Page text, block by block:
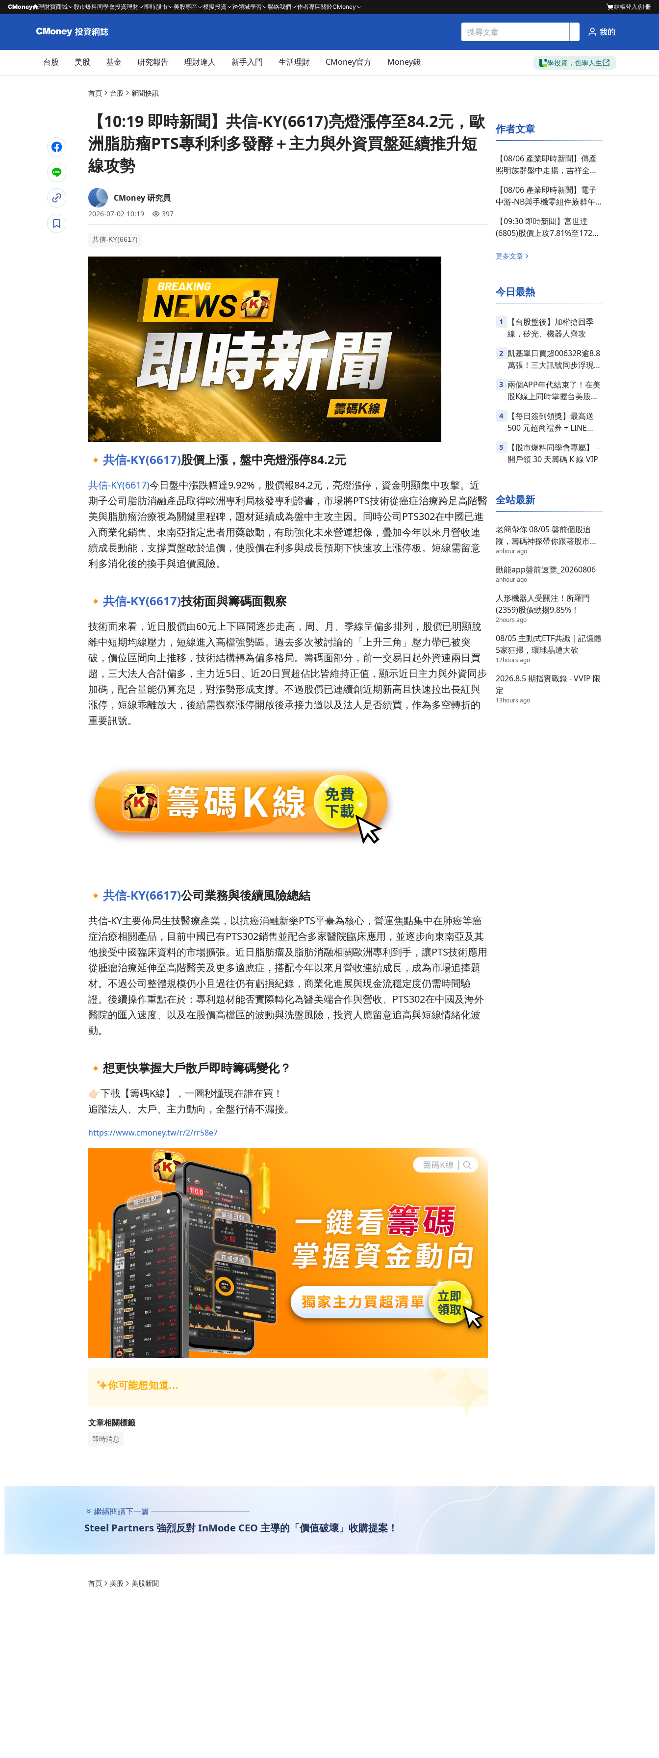
CMoney 理財寶商城 股市爆料同學會投資理財 即時股市 美股專區 模擬投資 跨領域學習 聯絡我們 作者專區關於CMoney 結帳登入/註冊
台股 美股 基金 研究報告 理財達人 新手入門 生活理財 CMoney官方 Money錢 學投資，也學人生
首頁 台股 新聞快訊
【10:19 即時新聞】共信-KY(6617)亮燈漲停至84.2元，歐
洲脂肪瘤PTS專利利多發酵＋主力與外資買盤延續推升短
線攻勢
CMoney 研究員
2026-07-02 10:19 397
共信-KY(6617)
🔸 共信-KY(6617)股價上漲，盤中亮燈漲停84.2元
共信-KY(6617)今日盤中漲跌幅達9.92%，股價報84.2元，亮燈漲停，資金明顯集中攻擊。近
期子公司脂肪消融產品取得歐洲專利局核發專利證書，市場將PTS技術從癌症治療跨足高階醫
美與脂肪瘤治療視為關鍵里程碑，題材延續成為盤中主攻主因。同時公司PTS302在中國已進
入商業化銷售、東南亞指定患者用藥啟動，有助強化未來營運想像，疊加今年以來月營收連
續成長動能，支撐買盤敢於追價，使股價在利多與成長預期下快速攻上漲停板。短線需留意
利多消化後的換手與追價風險。
🔸 共信-KY(6617)技術面與籌碼面觀察
技術面來看，近日股價由60元上下區間逐步走高，周、月、季線呈偏多排列，股價已明顯脫
離中短期均線壓力，短線進入高檔強勢區。過去多次被討論的「上升三角」壓力帶已被突
破，價位區間向上推移，技術結構轉為偏多格局。籌碼面部分，前一交易日起外資連兩日買
超，三大法人合計偏多，主力近5日、近20日買超佔比皆維持正值，顯示近日主力與外資同步
加碼，配合量能仍算充足，對漲勢形成支撐。不過股價已連續創近期新高且快速拉出長紅與
漲停，短線乖離放大，後續需觀察漲停開啟後承接力道以及法人是否續買，作為多空轉折的
重要訊號。
🔸 共信-KY(6617)公司業務與後續風險總結
共信-KY主要佈局生技醫療產業，以抗癌消融新藥PTS平臺為核心，營運焦點集中在肺癌等癌
症治療相關產品，目前中國已有PTS302銷售並配合多家醫院臨床應用，並逐步向東南亞及其
他接受中國臨床資料的市場擴張。近日脂肪瘤及脂肪消融相關歐洲專利到手，讓PTS技術應用
從腫瘤治療延伸至高階醫美及更多適應症，搭配今年以來月營收連續成長，成為市場追捧題
材。不過公司整體規模仍小且過往仍有虧損紀錄，商業化進展與現金流穩定度仍需時間驗
證。後續操作重點在於：專利題材能否實際轉化為醫美端合作與營收、PTS302在中國及海外
醫院的匯入速度、以及在股價高檔區的波動與洗盤風險，投資人應留意追高與短線情緒化波
動。
🔸 想更快掌握大戶散戶即時籌碼變化？
👉🏻下載【籌碼K線】，一圖秒懂現在誰在買！
追蹤法人、大戶、主力動向，全盤行情不漏接。
https://www.cmoney.tw/r/2/rr58e7
文章相關標籤
即時消息
作者文章
【08/06 產業即時新聞】傳產
照明族群盤中走揚，吉祥全漲
機。
【08/06 產業即時新聞】電子
中游-NB與手機零組件族群午
推升股價表現亮眼
【09:30 即時新聞】富世達
(6805)股價上攻7.81%至1725
投信與主力買盤支撐短多結構
更多文章
今日最熱
1
【台股盤後】加權搶回季
線，矽光、機器人齊攻
2 凱基單日買超00632R逾8.8
萬張！三大訊號同步浮現，
3 兩個APP年代結束了！在美
股K線上同時掌握台美股損
4
【每日簽到領獎】最高送
500 元超商禮券 + LINE
5
【股市爆料同學會專屬】－
開戶領 30 天籌碼 K 線 VIP
全站最新
老簡帶你 08/05 盤前個股追
蹤，籌碼神探帶你跟著股市內
部大戶走！
anhour ago
動能app盤前速覽_20260806
anhour ago
人形機器人受關注！所羅門
(2359)股價勁揚9.85%！
2hours ago
08/05 主動式ETF共識｜記憶體
5家狂掃，環球晶遭大砍
12hours ago
2026.8.5 期指實戰錄 - VVIP 限
定
13hours ago
繼續閱讀下一篇
Steel Partners 強烈反對 InMode CEO 主導的「價值破壞」收購提案！
首頁 美股 美股新聞